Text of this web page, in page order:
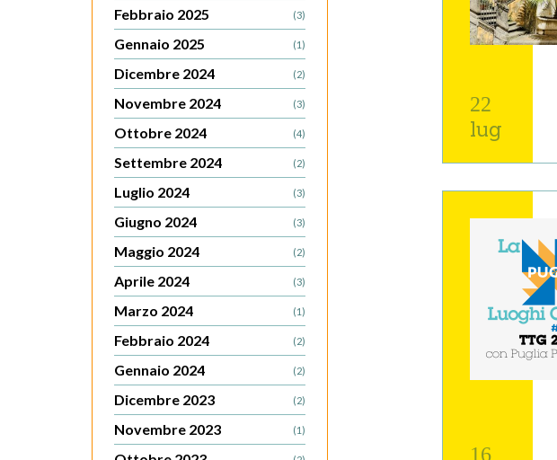
22
lug
16
Febbraio 2025 (3)
Gennaio 2025 (1)
Dicembre 2024 (2)
Novembre 2024 (3)
Ottobre 2024 (4)
Settembre 2024 (2)
Luglio 2024 (3)
Giugno 2024 (3)
Maggio 2024 (2)
Aprile 2024 (3)
Marzo 2024 (1)
Febbraio 2024 (2)
Gennaio 2024 (2)
Dicembre 2023 (2)
Novembre 2023 (1)